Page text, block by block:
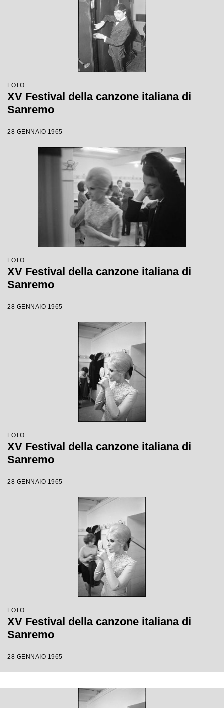
FOTO
XV Festival della canzone italiana di
Sanremo
28 GENNAIO 1965
FOTO
XV Festival della canzone italiana di
Sanremo
28 GENNAIO 1965
FOTO
XV Festival della canzone italiana di
Sanremo
28 GENNAIO 1965
FOTO
XV Festival della canzone italiana di
Sanremo
28 GENNAIO 1965